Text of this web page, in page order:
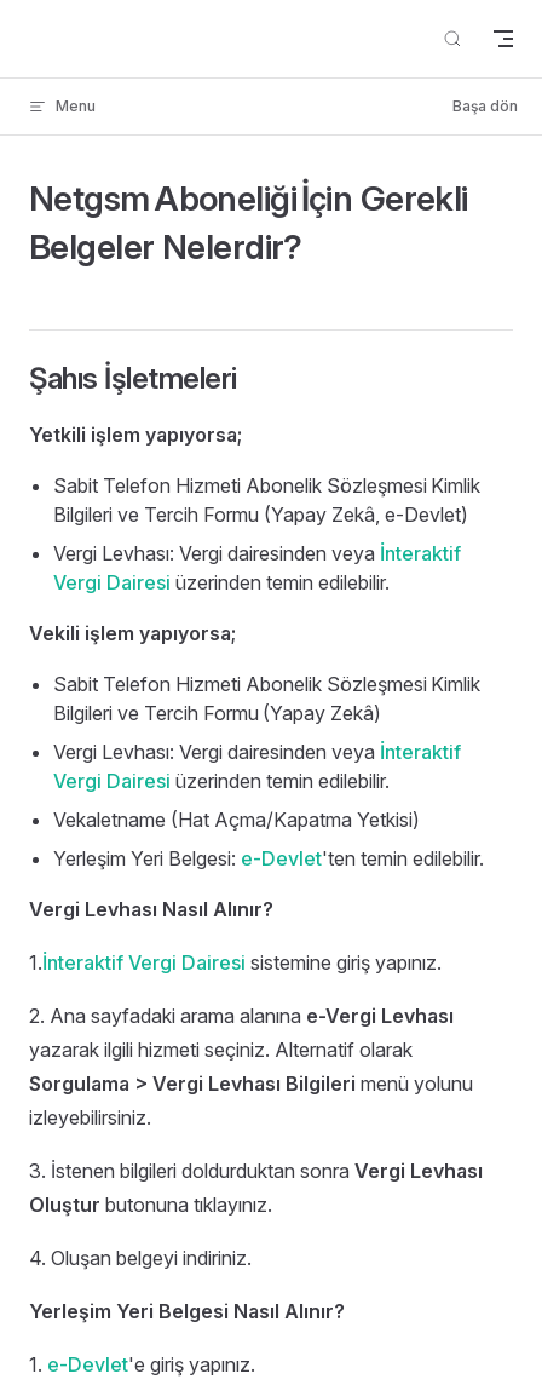
Menu Başa dön
NetgsmAboneliğiİçin Gerekli
Belgeler Nelerdir?
Şahıs İşletmeleri
Yetkili işlem yapıyorsa;
Sabit Telefon Hizmeti Abonelik Sözleşmesi Kimlik
Bilgileri ve Tercih Formu (Yapay Zekâ, e-Devlet)
Vergi Levhası: Vergi dairesinden veya İnteraktif
Vergi Dairesi üzerinden temin edilebilir.
Vekili işlem yapıyorsa;
Sabit Telefon Hizmeti Abonelik Sözleşmesi Kimlik
Bilgileri ve Tercih Formu (Yapay Zekâ)
Vergi Levhası: Vergi dairesinden veya İnteraktif
Vergi Dairesi üzerinden temin edilebilir.
Vekaletname (Hat Açma/Kapatma Yetkisi)
Yerleşim Yeri Belgesi: e-Devlet'ten temin edilebilir.
Vergi Levhası Nasıl Alınır?
1.İnteraktif Vergi Dairesi sistemine giriş yapınız.
2. Ana sayfadaki arama alanına e-Vergi Levhası
yazarak ilgili hizmeti seçiniz. Alternatif olarak
Sorgulama > Vergi Levhası Bilgileri menü yolunu
izleyebilirsiniz.
3. İstenen bilgileri doldurduktan sonra Vergi Levhası
Oluştur butonuna tıklayınız.
4. Oluşan belgeyi indiriniz.
Yerleşim Yeri Belgesi Nasıl Alınır?
1. e-Devlet'e giriş yapınız.